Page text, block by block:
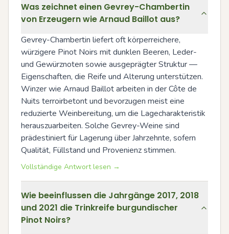
Was zeichnet einen Gevrey-Chambertin
von Erzeugern wie Arnaud Baillot aus?
Gevrey-Chambertin liefert oft körperreichere,
würzigere Pinot Noirs mit dunklen Beeren, Leder-
und Gewürznoten sowie ausgeprägter Struktur —
Eigenschaften, die Reife und Alterung unterstützen.
Winzer wie Arnaud Baillot arbeiten in der Côte de
Nuits terroirbetont und bevorzugen meist eine
reduzierte Weinbereitung, um die Lagecharakteristik
herauszuarbeiten. Solche Gevrey-Weine sind
prädestiniert für Lagerung über Jahrzehnte, sofern
Qualität, Füllstand und Provenienz stimmen.
Vollständige Antwort lesen →
Wie beeinflussen die Jahrgänge 2017, 2018
und 2021 die Trinkreife burgundischer
Pinot Noirs?